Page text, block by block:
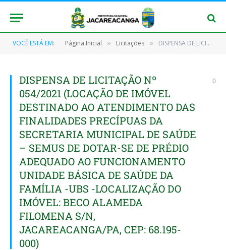
VOCÊ ESTÁ EM: Página Inicial » Licitações » DISPENSA DE LICITAÇÃO Nº 054/2021 (LOCAÇÃO DE IMÓVEL DESTINADO AO ATENDIMENTO DAS FINALIDADES PRECÍPUAS DA SECRETARIA MUNICIPAL DE SAÚDE – SEMUS DE DOTAR-SE DE PRÉDIO ADEQUADO AO FUNCIONAMENTO UNIDADE BÁSICA DE SAÚDE DA FAMÍLIA -UBS -LOCALIZAÇÃO DO IMÓVEL: BECO ALAMEDA FILOMENA S/N, JACAREACANGA/PA, CEP: 68.195-000)
DISPENSA DE LICITAÇÃO Nº
054/2021 (LOCAÇÃO DE IMÓVEL
DESTINADO AO ATENDIMENTO DAS
FINALIDADES PRECÍPUAS DA
SECRETARIA MUNICIPAL DE SAÚDE
– SEMUS DE DOTAR-SE DE PRÉDIO
ADEQUADO AO FUNCIONAMENTO
UNIDADE BÁSICA DE SAÚDE DA
FAMÍLIA -UBS -LOCALIZAÇÃO DO
IMÓVEL: BECO ALAMEDA
FILOMENA S/N,
JACAREACANGA/PA, CEP: 68.195-
000)
0